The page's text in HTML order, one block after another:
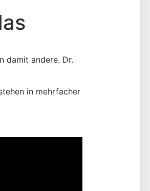
damit andere. Dr.
in mehrfacher